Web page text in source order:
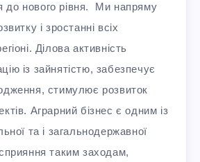
до нового рівня. Ми напряму
і зростанні всіх
Ділова активність
із зайнятістю, забезпечує
стимулює розвиток
Аграрний бізнес є одним із
та і загальнодержавної
таким заходам,